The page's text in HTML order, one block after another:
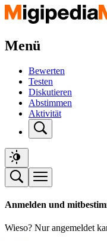
Menü
Bewerten
Testen
Diskutieren
Abstimmen
Aktivität
Anmelden und
Wieso? Nur angemeldet